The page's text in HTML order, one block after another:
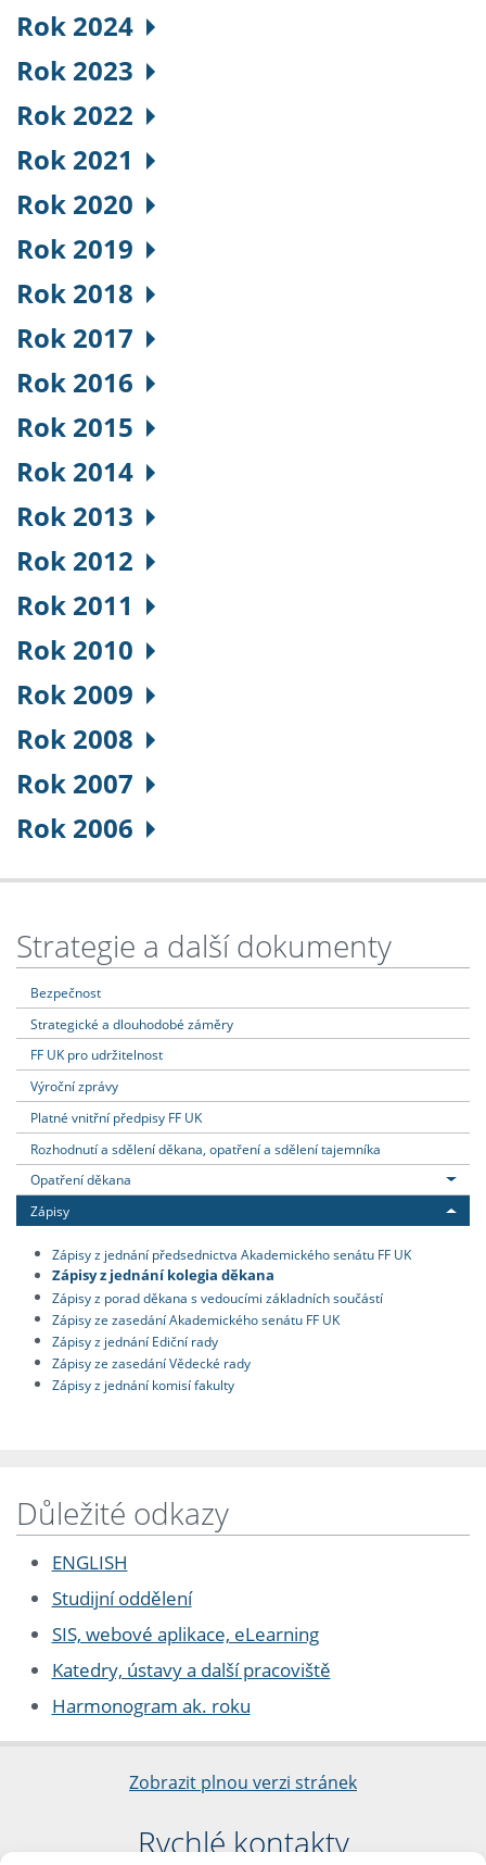
Rok 2024
Rok 2023
Rok 2022
Rok 2021
Rok 2020
Rok 2019
Rok 2018
Rok 2017
Rok 2016
Rok 2015
Rok 2014
Rok 2013
Rok 2012
Rok 2011
Rok 2010
Rok 2009
Rok 2008
Rok 2007
Rok 2006
Strategie a další dokumenty
Bezpečnost
Strategické a dlouhodobé záměry
FF UK pro udržitelnost
Výroční zprávy
Platné vnitřní předpisy FF UK
Rozhodnutí a sdělení děkana, opatření a sdělení tajemníka
Opatření děkana
Zápisy
Zápisy z jednání předsednictva Akademického senátu FF UK
Zápisy z jednání kolegia děkana
Zápisy z porad děkana s vedoucími základních součástí
Zápisy ze zasedání Akademického senátu FF UK
Zápisy z jednání Ediční rady
Zápisy ze zasedání Vědecké rady
Zápisy z jednání komisí fakulty
Důležité odkazy
ENGLISH
Studijní oddělení
SIS, webové aplikace, eLearning
Katedry, ústavy a další pracoviště
Harmonogram ak. roku
Zobrazit plnou verzi stránek
Rychlé kontakty